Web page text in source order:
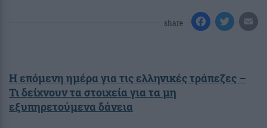
share
Η επόμενη ημέρα για τις ελληνικές τράπεζες –
Τι δείχνουν τα στοιχεία για τα μη
εξυπηρετούμενα δάνεια